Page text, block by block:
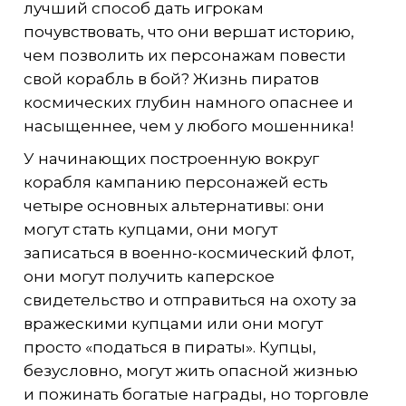
лучший способ дать игрокам
почувствовать, что они вершат историю,
чем позволить их персонажам повести
свой корабль в бой? Жизнь пиратов
космических глубин намного опаснее и
насыщеннее, чем у любого мошенника!
У начинающих построенную вокруг
корабля кампанию персонажей есть
четыре основных альтернативы: они
могут стать купцами, они могут
записаться в военно-космический флот,
они могут получить каперское
свидетельство и отправиться на охоту за
вражескими купцами или они могут
просто «податься в пираты». Купцы,
безусловно, могут жить опасной жизнью
и пожинать богатые награды, но торговле